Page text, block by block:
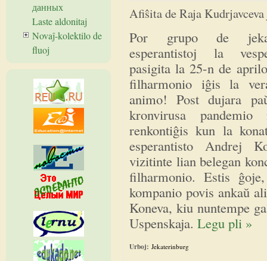
Afiŝita deRaja Kudrjavceva
Por grupo de
esperantistoj la
pasigita la 25-n de
filharmonio iĝis la
animo! Post dujara
kronvirusa pandemio
renkontiĝis kun la
esperantisto Andrej
vizitinte lian belegan
filharmonio. Estis
kompanio povis ankaŭ
Koneva, kiu nuntempe
Uspenskaja. Legu pli »
Urboj: Jekaterinburg
данных
Laste aldonitaj
Novaĵ-kolektilo de
fluoj